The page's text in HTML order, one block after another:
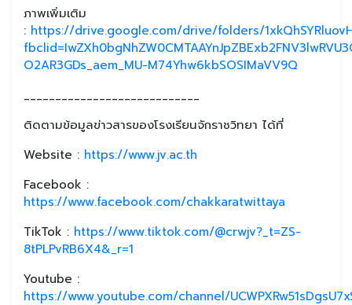
ภาพเพิ่มเติม
: https://drive.google.com/drive/folders/
O2AR3GDs_aem_MU-M74Yhw6kbSOSIMaVV9Q
____________________________
ติดตามข้อมูลข่าวสารของโรงเรียนจักราชวิทยา ได้ที่
Website : https://www.jv.ac.th
Facebook :
https://www.facebook.com/chakkaratwittaya
TikTok : https://www.tiktok.com/@crwjv?_t=ZS-
8tPLPvRB6X4&_r=1
Youtube :
https://www.youtube.com/channel/